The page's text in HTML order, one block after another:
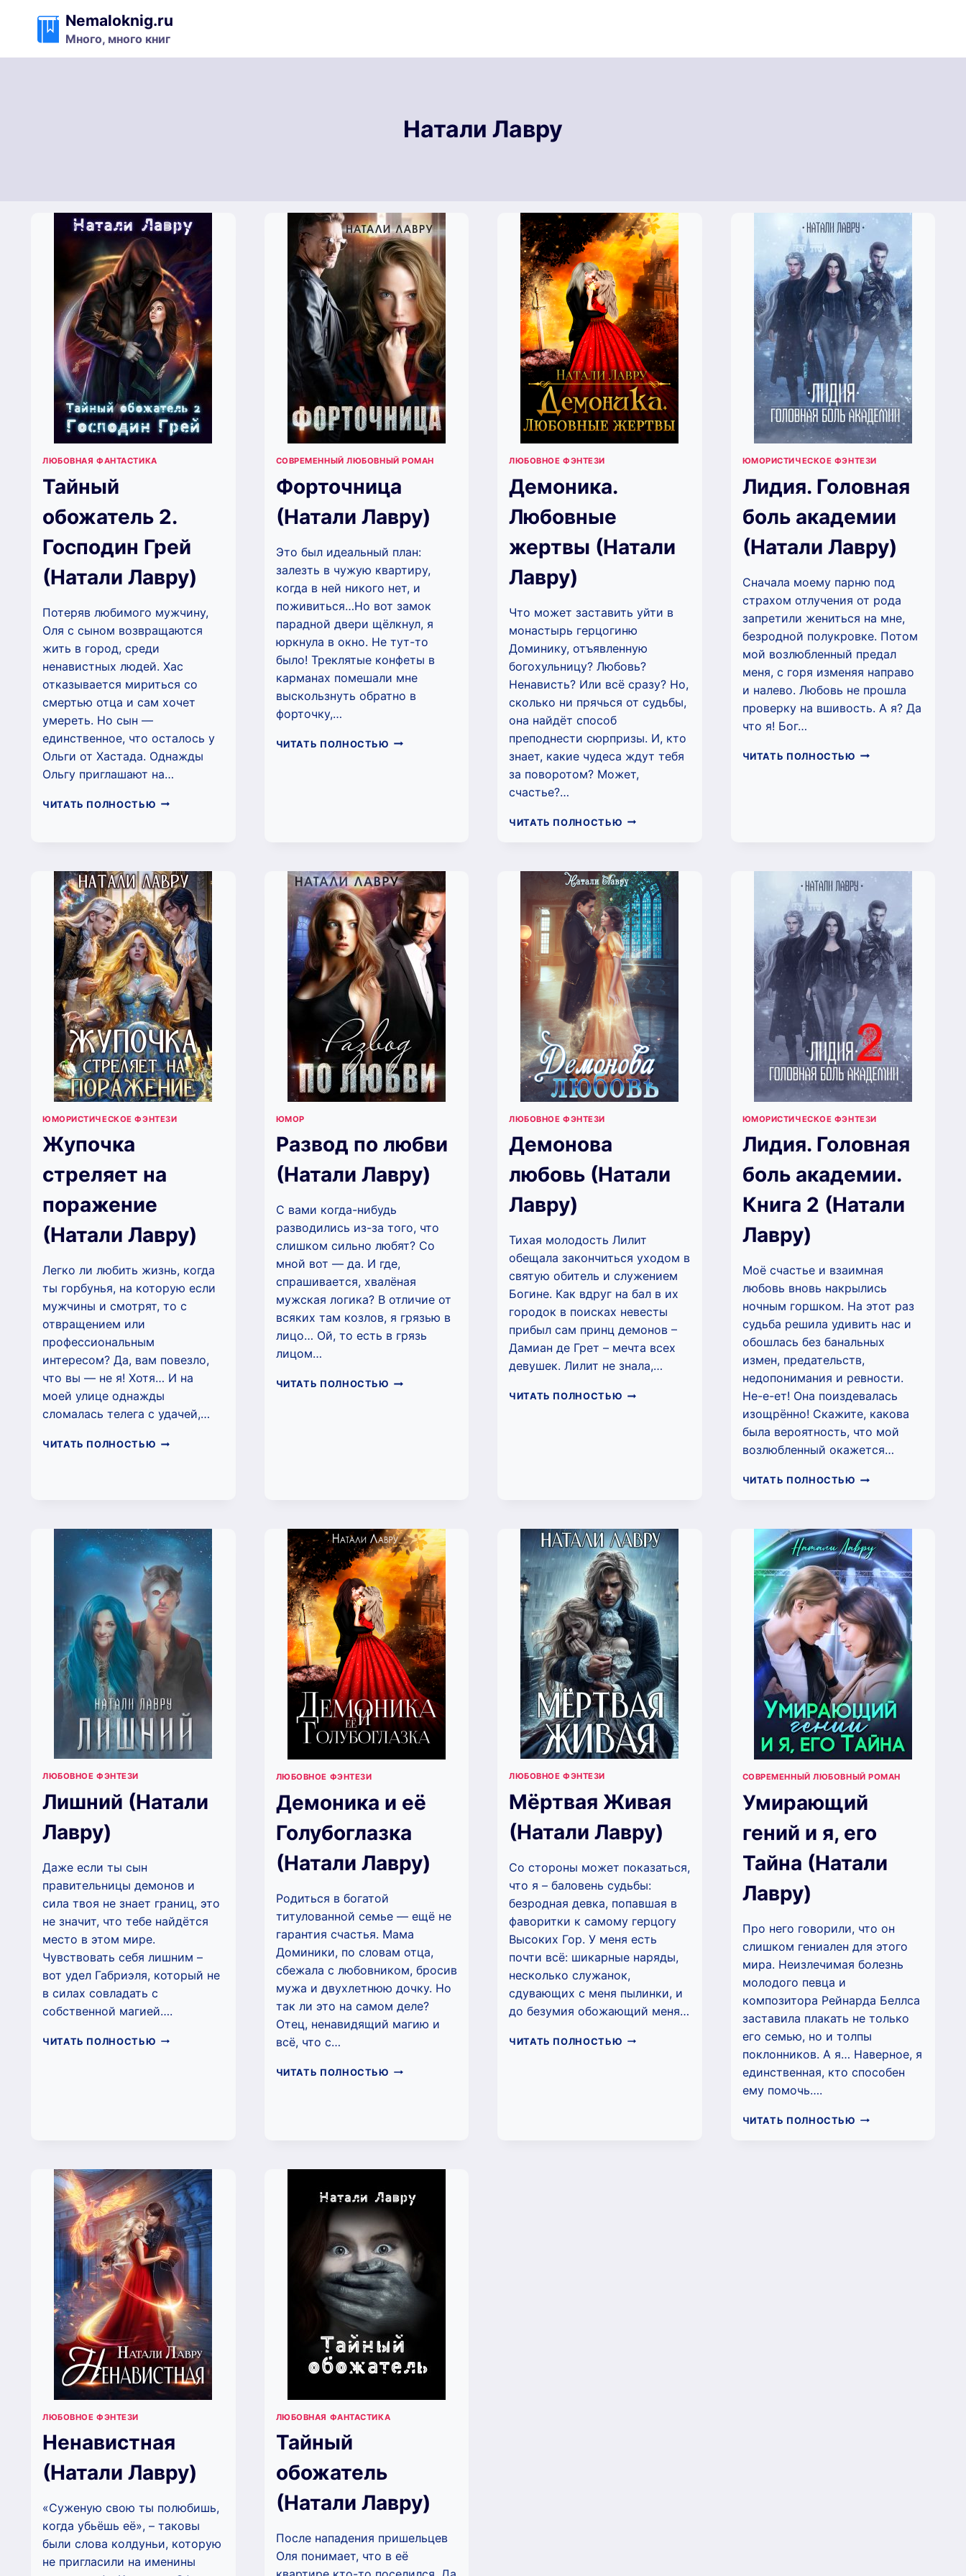
содержимому
Nemaloknig.ru
Много, много книг
Натали Лавру
ЛЮБОВНАЯ ФАНТАСТИКА
Тайный
обожатель 2.
Господин Грей
(Натали Лавру)
Потеряв любимого мужчину,
Оля с сыном возвращаются
жить в город, среди
ненавистных людей. Хас
отказывается мириться со
смертью отца и сам хочет
умереть. Но сын —
единственное, что осталось у
Ольги от Хастада. Однажды
Ольгу приглашают на…
ЧИТАТЬ ПОЛНОСТЬЮ ТАЙНЫЙ
(НАТАЛИ
ЛАВРУ)
СОВРЕМЕННЫЙ ЛЮБОВНЫЙ РОМАН
Форточница
(Натали Лавру)
Это был идеальный план:
залезть в чужую квартиру,
когда в ней никого нет, и
поживиться…Но вот замок
парадной двери щёлкнул, я
юркнула в окно. Не тут-то
было! Треклятые конфеты в
карманах помешали мне
выскользнуть обратно в
форточку,…
ЧИТАТЬ ПОЛНОСТЬЮ ФОРТОЧНИЦА
ЛЮБОВНОЕ ФЭНТЕЗИ
Демоника.
Любовные
жертвы (Натали
Лавру)
Что может заставить уйти в
монастырь герцогиню
Доминику, отъявленную
богохульницу? Любовь?
Ненависть? Или всё сразу? Но,
сколько ни прячься от судьбы,
она найдёт способ
преподнести сюрпризы. И, кто
знает, какие чудеса ждут тебя
за поворотом? Может,
счастье?…
ЧИТАТЬ ПОЛНОСТЬЮ ДЕМОНИКА.
ЛАВРУ)
ЮМОРИСТИЧЕСКОЕ ФЭНТЕЗИ
Лидия. Головная
боль академии
(Натали Лавру)
Сначала моему парню под
страхом отлучения от рода
запретили жениться на мне,
безродной полукровке. Потом
мой возлюбленный предал
меня, с горя изменяя направо
и налево. Любовь не прошла
проверку на вшивость. А я? Да
что я! Бог…
ЧИТАТЬ ПОЛНОСТЬЮ ЛИДИЯ.
ЮМОРИСТИЧЕСКОЕ ФЭНТЕЗИ
Жупочка
стреляет на
поражение
(Натали Лавру)
Легко ли любить жизнь, когда
ты горбунья, на которую если
мужчины и смотрят, то с
отвращением или
профессиональным
интересом? Да, вам повезло,
что вы — не я! Хотя… И на
моей улице однажды
сломалась телега с удачей,…
ЧИТАТЬ ПОЛНОСТЬЮ ЖУПОЧКА
ЮМОР
Развод по любви
(Натали Лавру)
С вами когда-нибудь
разводились из-за того, что
слишком сильно любят? Со
мной вот — да. И где,
спрашивается, хвалёная
мужская логика? В отличие от
всяких там козлов, я грязью в
лицо… Ой, то есть в грязь
лицом…
ЧИТАТЬ ПОЛНОСТЬЮ РАЗВОД
ЛЮБОВНОЕ ФЭНТЕЗИ
Демонова
любовь (Натали
Лавру)
Тихая молодость Лилит
обещала закончиться уходом в
святую обитель и служением
Богине. Как вдруг на бал в их
городок в поисках невесты
прибыл сам принц демонов –
Дамиан де Грет – мечта всех
девушек. Лилит не знала,…
ЧИТАТЬ ПОЛНОСТЬЮ ДЕМОНОВА
ЮМОРИСТИЧЕСКОЕ ФЭНТЕЗИ
Лидия. Головная
боль академии.
Книга 2 (Натали
Лавру)
Моё счастье и взаимная
любовь вновь накрылись
ночным горшком. На этот раз
судьба решила удивить нас и
обошлась без банальных
измен, предательств,
недопонимания и ревности.
Не-е-ет! Она поиздевалась
изощрённо! Скажите, какова
была вероятность, что мой
возлюбленный окажется…
ЧИТАТЬ ПОЛНОСТЬЮ ЛИДИЯ.
КНИГА
2
(НАТАЛИ
ЛАВРУ)
ЛЮБОВНОЕ ФЭНТЕЗИ
Лишний (Натали
Лавру)
Даже если ты сын
правительницы демонов и
сила твоя не знает границ, это
не значит, что тебе найдётся
место в этом мире.
Чувствовать себя лишним –
вот удел Габриэля, который не
в силах совладать с
собственной магией….
ЧИТАТЬ ПОЛНОСТЬЮ ЛИШНИЙ
ЛЮБОВНОЕ ФЭНТЕЗИ
Демоника и её
Голубоглазка
(Натали Лавру)
Родиться в богатой
титулованной семье — ещё не
гарантия счастья. Мама
Доминики, по словам отца,
сбежала с любовником, бросив
мужа и двухлетнюю дочку. Но
так ли это на самом деле?
Отец, ненавидящий магию и
всё, что с…
ЧИТАТЬ ПОЛНОСТЬЮ ДЕМОНИКА
ЛЮБОВНОЕ ФЭНТЕЗИ
Мёртвая Живая
(Натали Лавру)
Со стороны может показаться,
что я – баловень судьбы:
безродная девка, попавшая в
фаворитки к самому герцогу
Высоких Гор. У меня есть
почти всё: шикарные наряды,
несколько служанок,
сдувающих с меня пылинки, и
до безумия обожающий меня…
ЧИТАТЬ ПОЛНОСТЬЮ МЁРТВАЯ
СОВРЕМЕННЫЙ ЛЮБОВНЫЙ РОМАН
Умирающий
гений и я, его
Тайна (Натали
Лавру)
Про него говорили, что он
слишком гениален для этого
мира. Неизлечимая болезнь
молодого певца и
композитора Рейнарда Беллса
заставила плакать не только
его семью, но и толпы
поклонников. А я… Наверное, я
единственная, кто способен
ему помочь….
ЧИТАТЬ ПОЛНОСТЬЮ УМИРАЮЩИЙ
ЛЮБОВНОЕ ФЭНТЕЗИ
Ненавистная
(Натали Лавру)
«Суженую свою ты полюбишь,
когда убьёшь её», – таковы
были слова колдуньи, которую
не пригласили на именины
ЛЮБОВНАЯ ФАНТАСТИКА
Тайный
обожатель
(Натали Лавру)
После нападения пришельцев
Оля понимает, что в её